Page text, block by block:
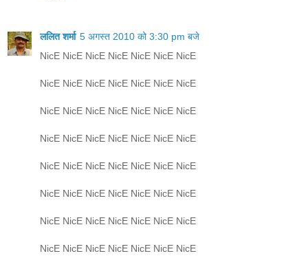
ललित शर्मा 5 अगस्त 2010 को 3:30 pm बजे
NicE NicE NicE NicE NicE NicE NicE
NicE NicE NicE NicE NicE NicE NicE
NicE NicE NicE NicE NicE NicE NicE
NicE NicE NicE NicE NicE NicE NicE
NicE NicE NicE NicE NicE NicE NicE
NicE NicE NicE NicE NicE NicE NicE
NicE NicE NicE NicE NicE NicE NicE
NicE NicE NicE NicE NicE NicE NicE